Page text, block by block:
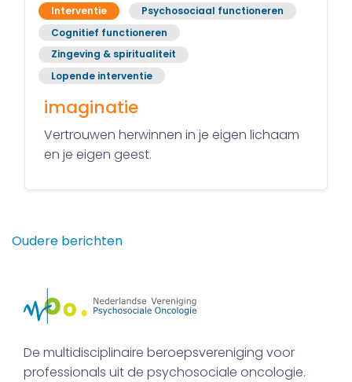
Interventie
Psychosociaal functioneren
Cognitief functioneren
Zingeving & spiritualiteit
Lopende interventie
imaginatie
Vertrouwen herwinnen in je eigen lichaam
en je eigen geest.
Berichtennavigatie
Oudere berichten
De multidisciplinaire beroepsvereniging voor
professionals uit de psychosociale oncologie.